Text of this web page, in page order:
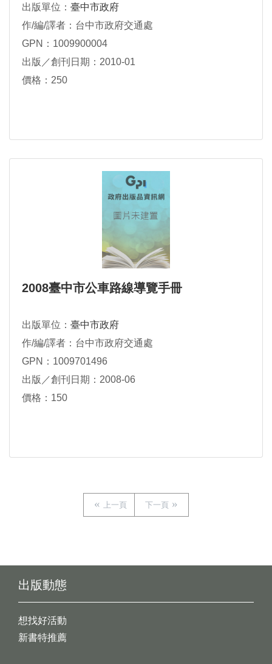
出版單位： 臺中市政府
作/編/譯者：台中市政府交通處
GPN：1009900004
出版／創刊日期：2010-01
價格：250
2008臺中市公車路線導覽手冊
出版單位： 臺中市政府
作/編/譯者：台中市政府交通處
GPN：1009701496
出版／創刊日期：2008-06
價格：150
上一頁 下一頁
出版動態
想找好活動
新書特推薦